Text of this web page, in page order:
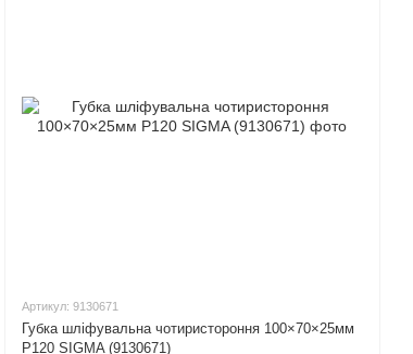
Артикул: 9130671
Губка шліфувальна чотиристороння 100×70×25мм
P120 SIGMA (9130671)